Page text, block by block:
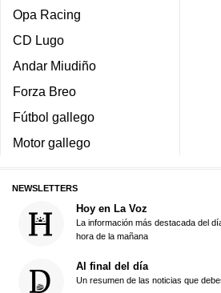
Opa Racing
CD Lugo
Andar Miudiño
Forza Breo
Fútbol gallego
Motor gallego
NEWSLETTERS
Hoy en La Voz
La información más destacada del
hora de la mañana
Al final del día
Un resumen de las noticias que